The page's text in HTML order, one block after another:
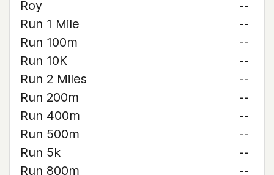
Roy
--
Run 1 Mile
--
Run 100m
--
Run 10K
--
Run 2 Miles
--
Run 200m
--
Run 400m
--
Run 500m
--
Run 5k
--
Run 800m
--